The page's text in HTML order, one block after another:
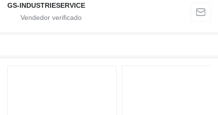
GS-INDUSTRIESERVICE